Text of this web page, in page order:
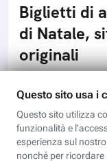
Biglietti di
di Natale,
originali
ispirazione per le
auguri